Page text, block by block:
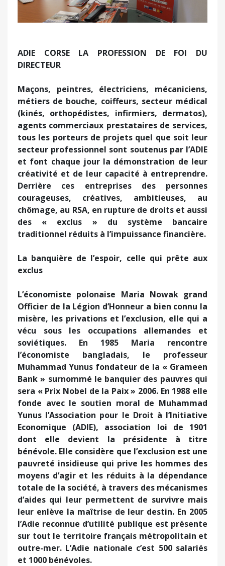
ADIE CORSE LA PROFESSION DE FOI DU
DIRECTEUR
Maçons, peintres, électriciens, mécaniciens,
métiers de bouche, coiffeurs, secteur médical
(kinés, orthopédistes, infirmiers, dermatos),
agents commerciaux prestataires de services,
tous les porteurs de projets quel que soit leur
secteur professionnel sont soutenus par l’ADIE
et font chaque jour la démonstration de leur
créativité et de leur capacité à entreprendre.
Derrière ces entreprises des personnes
courageuses, créatives, ambitieuses, au
chômage, au RSA, en rupture de droits et aussi
des « exclus » du système bancaire
traditionnel réduits à l’impuissance financière.
La banquière de l’espoir, celle qui prête aux
exclus
L’économiste polonaise Maria Nowak grand
Officier de la Légion d’Honneur a bien connu la
misère, les privations et l’exclusion, elle qui a
vécu sous les occupations allemandes et
soviétiques. En 1985 Maria rencontre
l’économiste bangladais, le professeur
Muhammad Yunus fondateur de la « Grameen
Bank » surnommé le banquier des pauvres qui
sera « Prix Nobel de la Paix » 2006. En 1988 elle
fonde avec le soutien moral de Muhammad
Yunus l’Association pour le Droit à l’Initiative
Economique (ADIE), association loi de 1901
dont elle devient la présidente à titre
bénévole. Elle considère que l’exclusion est une
pauvreté insidieuse qui prive les hommes des
moyens d’agir et les réduits à la dépendance
totale de la société, à travers des mécanismes
d’aides qui leur permettent de survivre mais
leur enlève la maîtrise de leur destin. En 2005
l’Adie reconnue d’utilité publique est présente
sur tout le territoire français métropolitain et
outre-mer. L’Adie nationale c’est 500 salariés
et 1000 bénévoles.